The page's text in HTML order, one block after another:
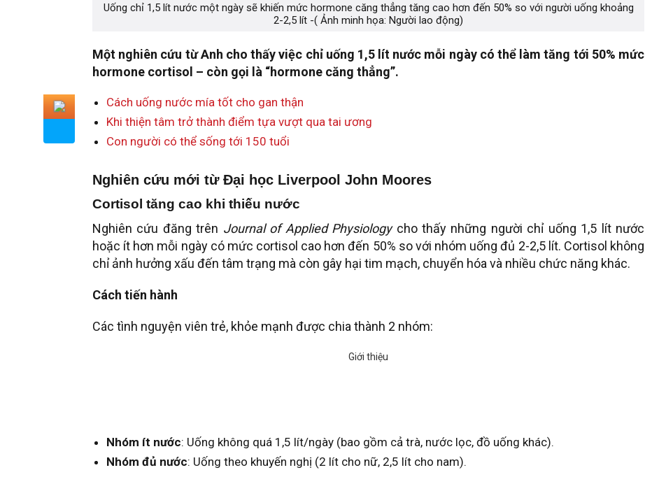
Uống chỉ 1,5 lít nước một ngày sẽ khiến mức hormone căng thẳng tăng cao hơn đến 50% so với người uống khoảng
2-2,5 lít -( Ảnh minh họa: Người lao động)
Một nghiên cứu từ Anh cho thấy việc chỉ uống 1,5 lít nước mỗi ngày có thể làm tăng tới 50% mức
hormone cortisol – còn gọi là “hormone căng thẳng”.
Cách uống nước mía tốt cho gan thận
Khi thiện tâm trở thành điểm tựa vượt qua tai ương
Con người có thể sống tới 150 tuổi
Nghiên cứu mới từ Đại học Liverpool John Moores
Cortisol tăng cao khi thiếu nước
Nghiên cứu đăng trên Journal of Applied Physiologycho thấy những người chỉ uống 1,5 lít nước
hoặc ít hơn mỗi ngày có mức cortisol cao hơn đến 50% so với nhóm uống đủ 2-2,5 lít. Cortisol không
chỉ ảnh hưởng xấu đến tâm trạng mà còn gây hại tim mạch, chuyển hóa và nhiều chức năng khác.
Cách tiến hành
Các tình nguyện viên trẻ, khỏe mạnh được chia thành 2 nhóm:
Nhóm ít nước: Uống không quá 1,5 lít/ngày (bao gồm cả trà, nước lọc, đồ uống khác).
Nhóm đủ nước: Uống theo khuyến nghị (2 lít cho nữ, 2,5 lít cho nam).